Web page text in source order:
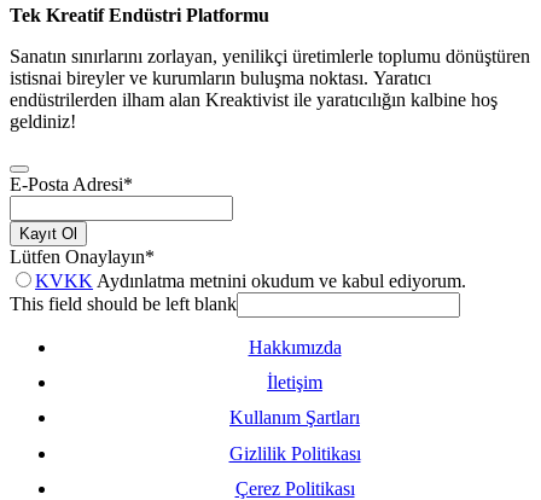
Tek Kreatif Endüstri Platformu
Sanatın sınırlarını zorlayan, yenilikçi üretimlerle toplumu dönüştüren
istisnai bireyler ve kurumların buluşma noktası. Yaratıcı
endüstrilerden ilham alan Kreaktivist ile yaratıcılığın kalbine hoş
geldiniz!
E-Posta Adresi*
Kayıt Ol
Lütfen Onaylayın*
KVKK Aydınlatma metnini okudum ve kabul ediyorum.
This field should be left blank
Hakkımızda
İletişim
Kullanım Şartları
Gizlilik Politikası
Çerez Politikası